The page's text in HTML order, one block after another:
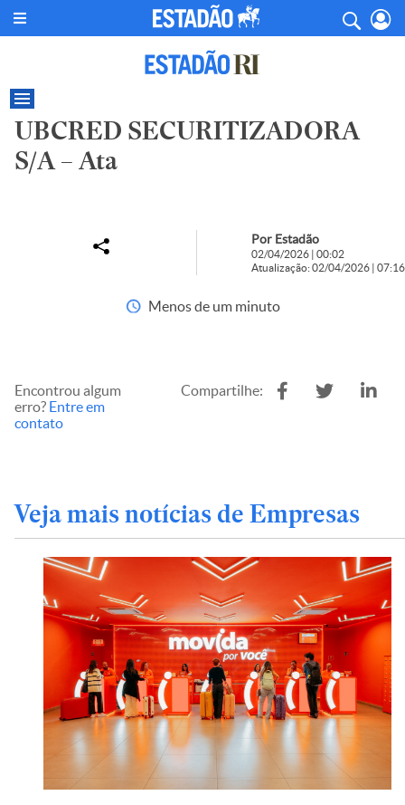
UBCRED SECURITIZADORA
S/A – Ata
Por Estadão
02/04/2026 | 00:02
Atualização: 02/04/2026 | 07:16
Menos de um minuto
Encontrou algum
erro? Entre em
contato
Compartilhe:
Veja mais notícias de Empresas